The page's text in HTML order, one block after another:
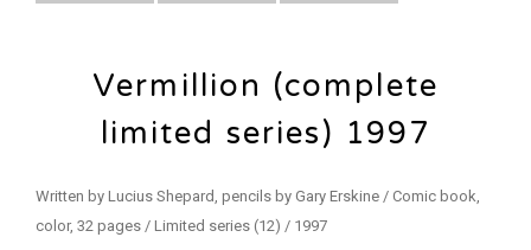
Vermillion (complete
limited series) 1997
Written by Lucius Shepard, pencils by Gary Erskine / Comic book,
color, 32 pages / Limited series (12) / 1997